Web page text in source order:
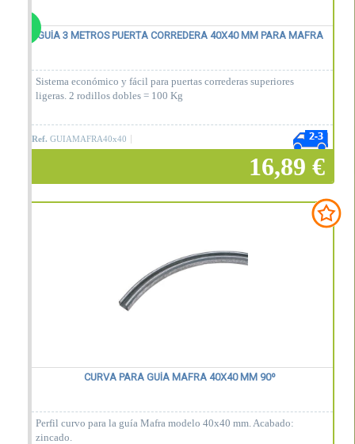
GUÍA 3 METROS PUERTA CORREDERA 40X40 MM PARA MAFRA
Sistema económico y fácil para puertas correderas superiores
ligeras. 2 rodillos dobles = 100 Kg
Ref. GUIAMAFRA40x40
16,89 €
CURVA PARA GUÍA MAFRA 40X40 MM 90º
Perfil curvo para la guía Mafra modelo 40x40 mm. Acabado:
zincado.